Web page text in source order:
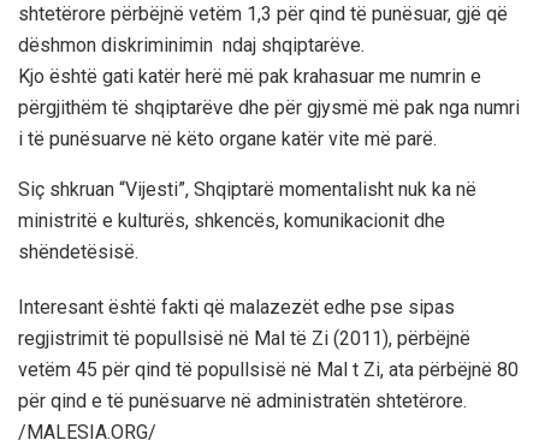
shtetërore përbëjnë vetëm 1,3 për qind të punësuar, gjë që
dëshmon diskriminimin ndaj shqiptarëve.
Kjo është gati katër herë më pak krahasuar me numrin e
përgjithëm të shqiptarëve dhe për gjysmë më pak nga numri
i të punësuarve në këto organe katër vite më parë.
Siç shkruan “Vijesti”, Shqiptarë momentalisht nuk ka në
ministritë e kulturës, shkencës, komunikacionit dhe
shëndetësisë.
Interesant është fakti që malazezët edhe pse sipas
regjistrimit të popullsisë në Mal të Zi (2011), përbëjnë
vetëm 45 për qind të popullsisë në Mal t Zi, ata përbëjnë 80
për qind e të punësuarve në administratën shtetërore.
/MALESIA.ORG/